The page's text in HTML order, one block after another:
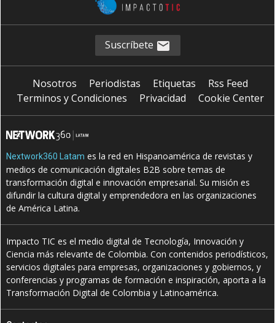
Suscríbete
Nosotros Periodistas Etiquetas
Rss Feed
Terminos y Condiciones
Privacidad Cookie Center
Nextwork360 Latam es la red en Hispanoamérica de revistas y
medios de comunicación digitales B2B sobre temas de
transformación digital e innovación empresarial. Su misión es
difundir la cultura digital y emprendedora en las organizaciones
de América Latina.
Impacto TIC es el medio digital de Tecnología, Innovación y
Ciencia más relevante de Colombia. Con contenidos periodísticos,
servicios digitales para empresas, organizaciones y gobiernos, y
conferencias y programas de formación e inspiración, aporta a la
Transformación Digital de Colombia y Latinoamérica.